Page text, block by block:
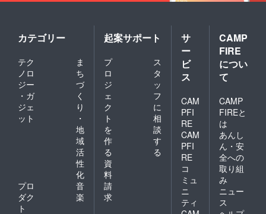
カテゴリー
テク
ノロ
ジー
・ガ
ジェ
ット
ま
ち
づ
く
り
・
地
域
活
性
化
プロ
ダク
ト
音
楽
起案サポート
プ
ロ
ジ
ェ
ク
ト
を
作
る
ス
タ
ッ
フ
に
相
談
す
る
資
料
請
求
サ
ー
ビ
ス
CAM
PFI
RE
CAM
PFI
RE
コ
ミュ
ニ
ティ
CAMP
FIRE
につい
て
CAMP
FIREと
は
あんし
ん・安
全への
取り組
み
ニュー
ス